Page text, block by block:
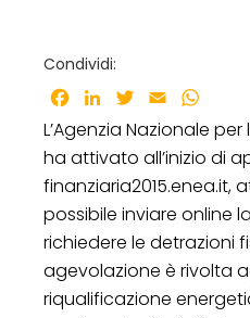
Condividi:
Facebook
LinkedInTwitter
Email
L’Agenzia Nazionale
ha attivato all’inizio di
finanziaria2015.enea.it,
possibile inviare online
richiedere le detrazioni
agevolazione è rivolta
riqualificazione